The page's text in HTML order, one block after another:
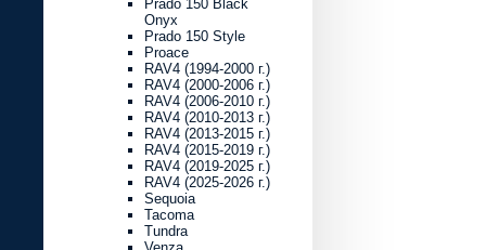
Prado 150 Black
Onyx
Prado 150 Style
Proace
RAV4 (1994-2000 г.)
RAV4 (2000-2006 г.)
RAV4 (2006-2010 г.)
RAV4 (2010-2013 г.)
RAV4 (2013-2015 г.)
RAV4 (2015-2019 г.)
RAV4 (2019-2025 г.)
RAV4 (2025-2026 г.)
Sequoia
Tacoma
Tundra